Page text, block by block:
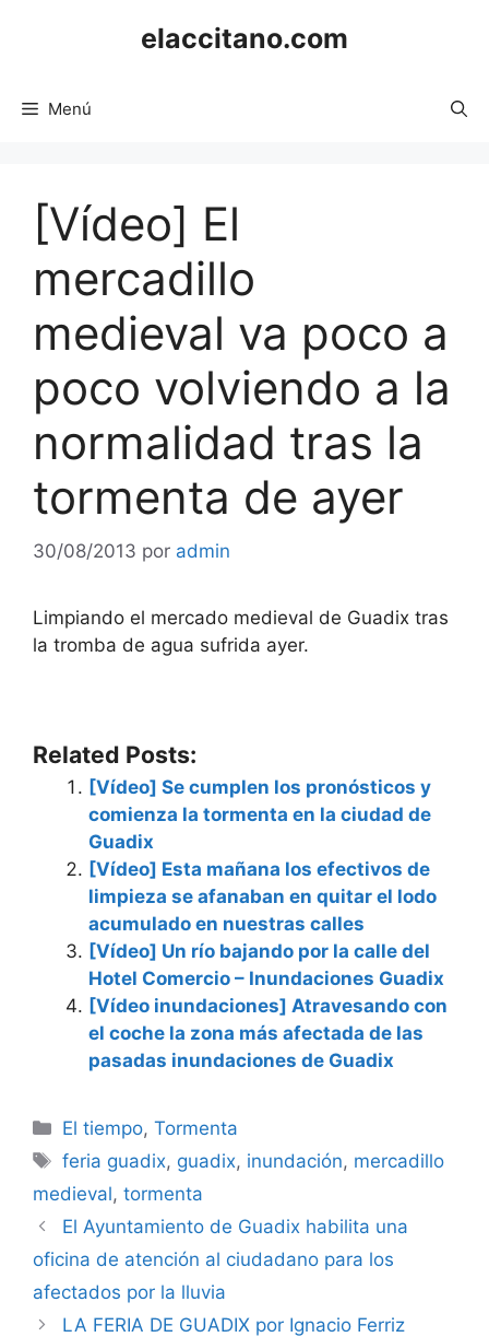
elaccitano.com
Menú
[Vídeo] El
mercadillo
medieval va poco a
poco volviendo a la
normalidad tras la
tormenta de ayer
30/08/2013 por admin
Limpiando el mercado medieval de Guadix tras
la tromba de agua sufrida ayer.
Related Posts:
[Vídeo] Se cumplen los pronósticos y
comienza la tormenta en la ciudad de
Guadix
[Vídeo] Esta mañana los efectivos de
limpieza se afanaban en quitar el lodo
acumulado en nuestras calles
[Vídeo] Un río bajando por la calle del
Hotel Comercio – Inundaciones Guadix
[Vídeo inundaciones] Atravesando con
el coche la zona más afectada de las
pasadas inundaciones de Guadix
Categorías
El tiempo,Tormenta
Etiquetas
feria guadix, guadix, inundación, mercadillo
medieval, tormenta
El Ayuntamiento de Guadix habilita una
oficina de atención al ciudadano para los
afectados por la lluvia
LA FERIA DE GUADIX por Ignacio Ferriz